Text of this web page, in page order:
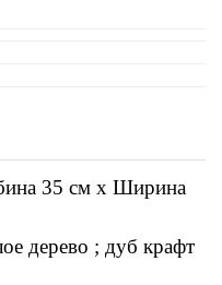
35 см x Ширина
дерево ; дуб крафт